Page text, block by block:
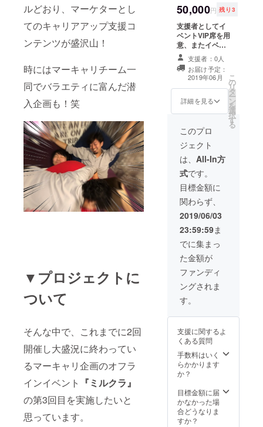
ルどおり、マーケターとし
てのキャリアアップ支援コ
ンテンツが盛沢山！
時にはマーキャリチーム一
同でバラエティに富んだ潜
入企画も！笑
▼プロジェクトに
ついて
そんな中で、これまでに2回
開催し大盛況に終わってい
るマーキャリ企画のオフラ
インイベント 『ミルクラ』
の第3回目を実施したいと
思っています。
時、必ず備考欄
にご希望のお名
前をご記入くだ
さい。記入のな
い場合は
CAMPFIREの
ユーザー名を掲
載いたします。
ご了承くださ
参加に伴う交通
費に関しまして
別にユーザー様
ご負担でお願い
致します。
日、支援者とし
ての特集インタ
ビュー記事を
マーキャリサイ
ト内に１ページ
に渡り掲載致し
ます。後日、日
程を調整しイン
タビューと撮影
す。 ※現時点で
パラレルワー
業志望者でかつ
顔出し必須とさ
せて頂きます。
後日、本社東新
宿（東京都新宿
区新宿6-27-56）
にお越し頂ける
方限定になりま
す。 ※支援時、
必ず備考欄にご
希望のお名前を
ご記入くださ
い。記入のない
場合は
CAMPFIREの
ユーザー名を掲
載いたします。
ご了承くださ
い。 ※イベント
費に関しまして
は、支援額とは
別にユーザー様
ご負担でお願い
致します。
50,000円 残り3
支援者としてイ
ベントVIP席を用
意、またイベン
ト会場にて支援
者としてお名前
（希望の場合は
会社名も）を掲
載させて頂きま
す。（プロジェ
示）。更に特集
記事を3回に渡
り、マーキャリ
内に掲載致しま
す。 ※後日、日
程を調整しイン
タビューと撮影
をさせて頂きま
す。 ※パラレル
ワーカーもしく
かつ顔出し必須
とさせて頂きま
す。本社東新宿
（東京都新宿区
新宿6-27-56）に
お越し頂ける方
限定になりま
す。 ※支援時、
必ず備考欄にご
希望のお名前を
ご記入くださ
い。記入のない
場合は
CAMPFIREの
ユーザー名を掲
載いたします。
い。 ※イベント
参加に伴う交通
費に関しまして
は、支援額とは
支援者：0人
お届け予定：
2019年06月
詳細を見る
こ
の
リ
タ
ー
ン
を
選
択
す
る
このプロ
ジェクト
は、 All-In方
式です。
目標金額に
関わらず、
2019/06/03
23:59:59ま
でに集まっ
た金額が
ファンディ
ングされま
す。
支援に関するよ
くある質問
手数料はいく
らかかります
か？
目標金額に届
かなかった場
合どうなりま
すか？